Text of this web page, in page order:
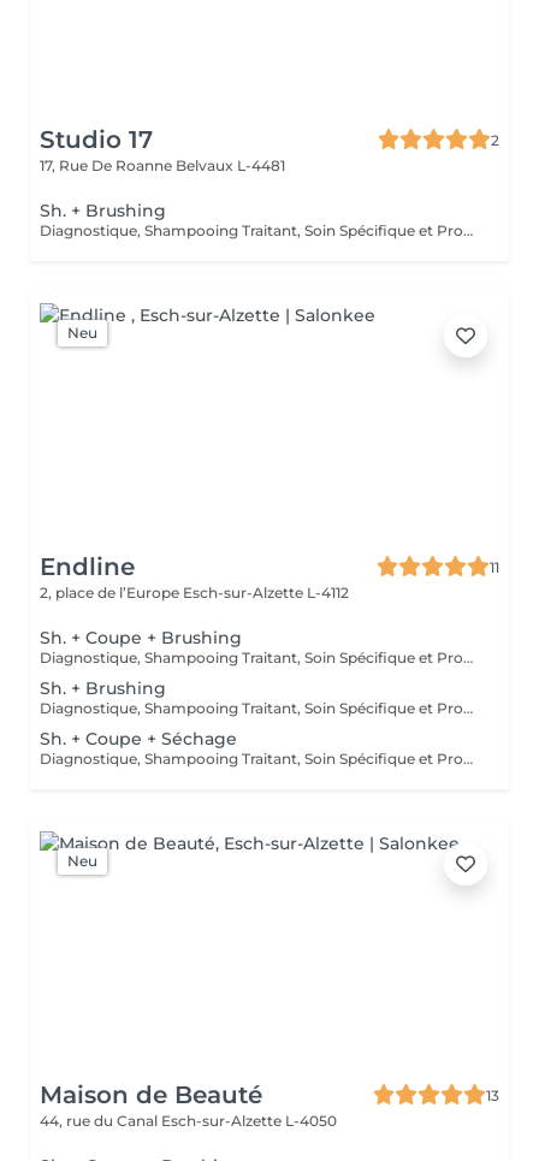
Studio 17
2
17, Rue De Roanne Belvaux L-4481
Sh. + Brushing
Diagnostique, Shampooing Traitant, Soin Spécifique et Produits Coiffants inclus
Neu
Endline
11
2, place de l’Europe Esch-sur-Alzette L-4112
Sh. + Coupe + Brushing
Diagnostique, Shampooing Traitant, Soin Spécifique et Produits Coiffants inclus
Sh. + Brushing
Diagnostique, Shampooing Traitant, Soin Spécifique et Produits Coiffants inclus
Sh. + Coupe + Séchage
Diagnostique, Shampooing Traitant, Soin Spécifique et Produits Coiffants inclus
Neu
Maison de Beauté
13
44, rue du Canal Esch-sur-Alzette L-4050